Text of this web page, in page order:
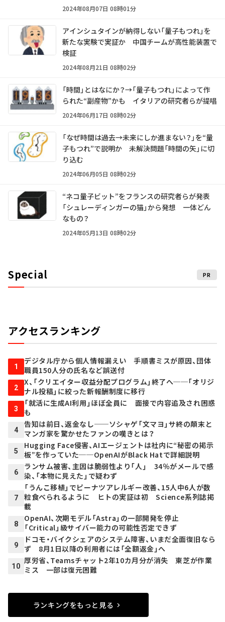
2024年08月07日 08時01分
アインシュタインが納得しない「量子もつれ」を
新たな実験で実証か 中国チームが高性能装置で
検証
2024年08月21日 08時02分
「時間」とはなにか？→「量子もつれ」によって作
られた“副産物”かも イタリアの研究者らが提唱
2024年06月17日 08時02分
「なぜ時間は過去→未来にしか進まない？」を“量
子もつれ”で説明か 未解決問題「時間の矢」に切
り込む
2024年06月05日 08時02分
“ネコ量子ビット”をフランスの研究者らが発表
「シュレーディンガーの猫」から発想 一体どん
なもの？
2024年05月13日 08時02分
Special PR
アクセスランキング
1
デジタル庁から個人情報漏えい 手順書ミスが原因、団体
職員150人分の氏名など誤送付
2
X、「クリエイター収益分配プログラム」終了へ──「オリジ
ナル投稿」に絞った新報酬制度に移行
3
「就活に生成AI利用」ほぼ全員に 面接で内容追及され困惑
も
4
告知は前日、返金なし──ソシャゲ「文マヨ」サ終の顛末と
マンガ家を驚かせたファンの嘆きとは？
5
Hugging Face侵害、AIエージェントは社内に“秘密の掲示
板”を作っていた──OpenAIがBlack Hatで詳細説明
6
ランサム被害、主因は脆弱性より「人」 34％がメールで感
染、「本物に見えた」で疑わず
7
「うんこ移植」でピーナツアレルギー改善、15人中6人が数
粒食べられるように ヒトの実証は初 Science系列誌掲
載
8
OpenAI、次期モデル「Astra」の一部開発を停止
「Critical」級サイバー能力の可能性否定できず
9
ドコモ・バイクシェアのシステム障害、いまだ全面復旧なら
ず 8月1日以降の利用者には「全額返金」へ
10
厚労省、Teamsチャット2年10カ月分が消失 東芝が作業
ミス 一部は復元困難
ランキングをもっと見る